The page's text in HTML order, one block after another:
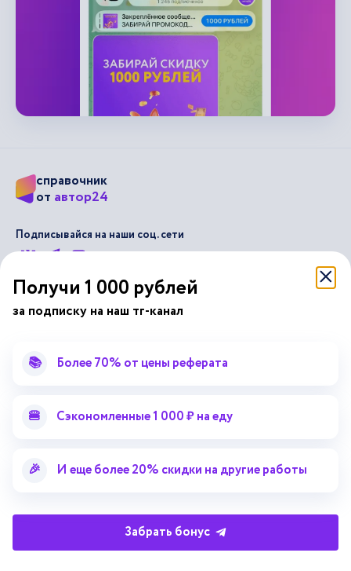
справочник
от автор24
Подписывайся на наши соц. сети
Научные статьи
Лекторий
Справочник терминов
Справочник рефератов
Для правообладателей
Работа для репетиторов
Получи 1 000 рублей
за подписку на наш тг-канал
📚 Более 70% от цены реферата
🍔 Сэкономленные 1 000 ₽ на еду
🎉 И еще более 20% скидки на другие работы
Забрать бонус